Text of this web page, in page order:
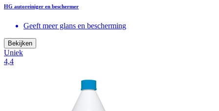
HG autoreiniger en beschermer
Geeft meer glans en bescherming
Bekijken
Uniek
4,4